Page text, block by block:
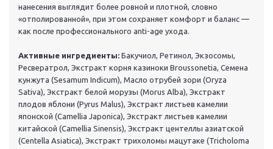
нанесения выглядит более ровной и плотной, словно
«отполированной», при этом сохраняет комфорт и баланс —
как после профессионального anti-age ухода.
Активные ингредиенты: Бакучиол, Ретинол, Экзосомы,
Ресвератрол, Экстракт корня казиноки Broussonetia, Семена
кунжута (Sesamum Indicum), Масло отрубей зори (Oryza
Sativa), Экстракт белой морузы (Morus Alba), Экстракт
плодов яблони (Pyrus Malus), Экстракт листьев камелии
японской (Camellia Japonica), Экстракт листьев камелии
китайской (Camellia Sinensis), Экстракт центеллы азиатской
(Centella Asiatica), Экстракт трихоломы мацутаке (Tricholoma